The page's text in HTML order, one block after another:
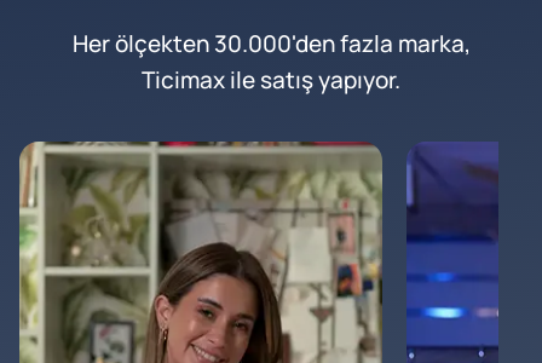
Her ölçekten 30.000'den fazla marka,
Ticimax ile satış yapıyor.